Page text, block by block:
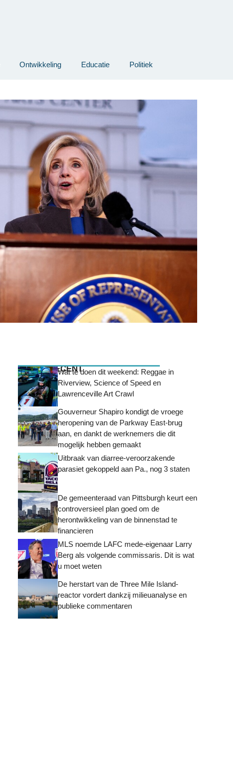
Ontwikkeling Educatie Politiek
MEEST RECENTWat te doen dit weekend: Reggae in
Riverview, Science of Speed ​​en
Lawrenceville Art Crawl
Gouverneur Shapiro kondigt de vroege
heropening van de Parkway East-brug
aan, en dankt de werknemers die dit
mogelijk hebben gemaakt
Uitbraak van diarree-veroorzakende
parasiet gekoppeld aan Pa., nog 3 staten
De gemeenteraad van Pittsburgh keurt een
controversieel plan goed om de
herontwikkeling van de binnenstad te
financieren
MLS noemde LAFC mede-eigenaar Larry
Berg als volgende commissaris. Dit is wat
u moet weten
De herstart van de Three Mile Island-
reactor vordert dankzij milieuanalyse en
publieke commentaren